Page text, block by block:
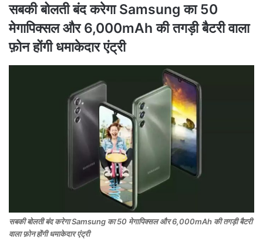
सबकी बोलती बंद करेगा Samsung का 50
मेगापिक्सल और 6,000mAh की तगड़ी बैटरी वाला
फ़ोन होंगी धमाकेदार एंट्री
सबकी बोलती बंद करेगा Samsung का 50 मेगापिक्सल और 6,000mAh की तगड़ी बैटरी
वाला फ़ोन होंगी धमाकेदार एंट्री